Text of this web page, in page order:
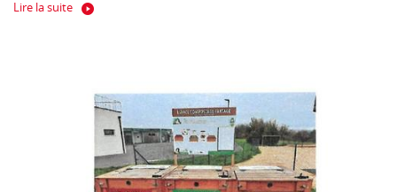
Lire la suite